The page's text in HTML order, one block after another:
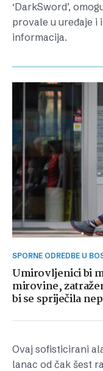
‘DarkSword’,
provale u uređaje i
informacija.
SPORNE ODREDBE U
Umirovljenici bi
mirovine,
bi se spriječila
Ovaj sofisticirani
lanac od čak šest